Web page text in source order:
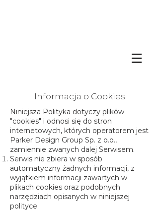
Informacja o Cookies
Niniejsza Polityka dotyczy plików
"cookies" i odnosi się do stron
internetowych, których operatorem jest
Parker Design Group Sp. z o.o.,
zamiennie zwanych dalej Serwisem.
Serwis nie zbiera w sposób
automatyczny żadnych informacji, z
wyjątkiem informacji zawartych w
plikach cookies oraz podobnych
narzędziach opisanych w niniejszej
polityce.